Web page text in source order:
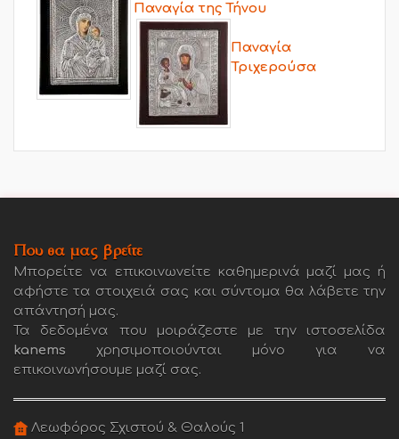
Παναγία της Τήνου
Παναγία
Τριχερούσα
Που θα μας βρείτε
Μπορείτε να επικοινωνείτε καθημερινά μαζί μας ή
αφήστε τα στοιχειά σας και σύντομα θα λάβετε την
απάντησή μας.
Τα δεδομένα που μοιράζεστε με την ιστοσελίδα
kanems χρησιμοποιούνται μόνο για να
επικοινωνήσουμε μαζί σας.
Λεωφόρος Σχιστού & Θαλούς 1